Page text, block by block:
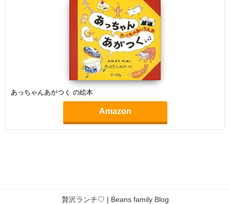
あっちゃんあがつく の絵本
Amazon
贅沢ランチ♡ | Beans family Blog